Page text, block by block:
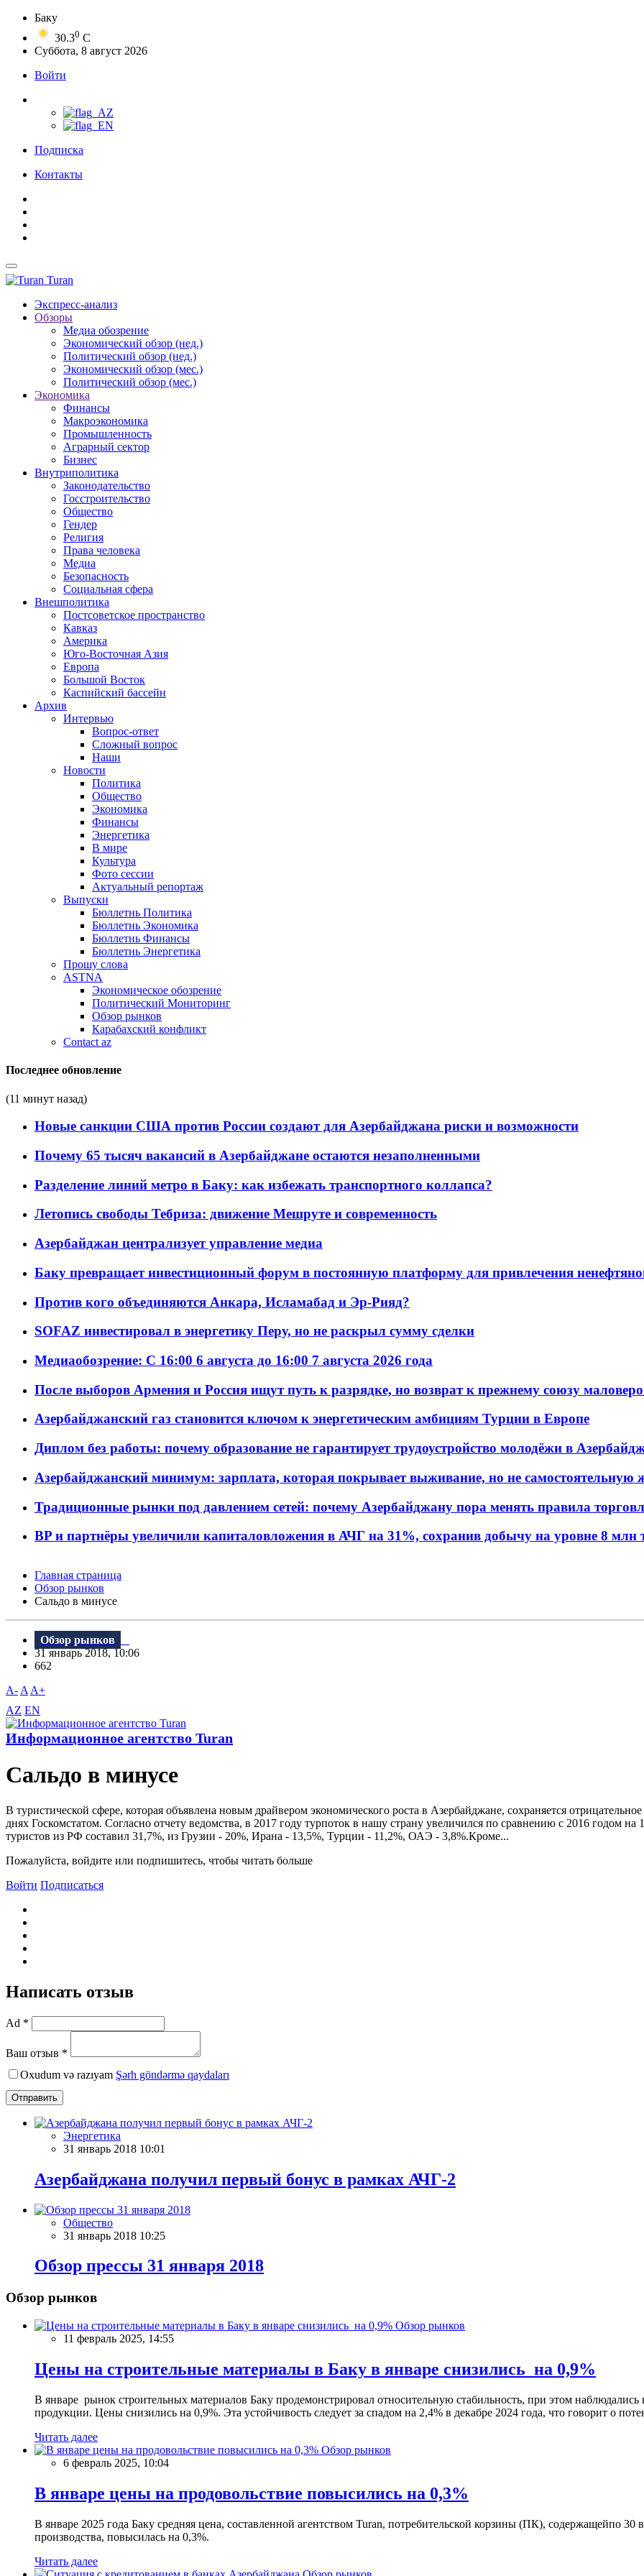
Баку
30.30 C
Суббота, 8 август 2026
Войти
Подписка
Контакты
Turan
Экспресс-анализ
Обзоры
Медиа обозрение
Экономический обзор (нед.)
Политический обзор (нед.)
Экономический обзор (мес.)
Политический обзор (мес.)
Экономика
Финансы
Макроэкономика
Промышленность
Аграрный сектор
Бизнес
Внутриполитика
Законодательство
Госстроительство
Общество
Гендер
Религия
Права человека
Медиа
Безопасность
Социальная сфера
Внешполитика
Постсоветское пространство
Кавказ
Америка
Юго-Восточная Азия
Европа
Большой Восток
Каспийский бассейн
Архив
Интервью
Вопрос-ответ
Сложный вопрос
Наши
Новости
Политика
Общество
Экономика
Финансы
Энергетика
В мире
Культура
Фото сессии
Актуальный репортаж
Выпуски
Бюллетнь Политика
Бюллетнь Экономика
Бюллетнь Финансы
Бюллетнь Энергетика
Прошу слова
ASTNA
Экономическое обозрение
Политический Мониторинг
Обзор рынков
Карабахский конфликт
Contact az
Последнее обновление
(11 минут назад)
Новые санкции США против России создают для Азербайджана риски и возможности
Почему 65 тысяч вакансий в Азербайджане остаются незаполненными
Разделение линий метро в Баку: как избежать транспортного коллапса?
Летопись свободы Тебриза: движение Мешруте и современность
Азербайджан централизует управление медиа
Баку превращает инвестиционный форум в постоянную платформу для привлечения
Против кого объединяются Анкара, Исламабад и Эр-Рияд?
SOFAZ инвестировал в энергетику Перу, но не раскрыл сумму сделки
Медиаобозрение: С 16:00 6 августа до 16:00 7 августа 2026 года
После выборов Армения и Россия ищут путь к разрядке, но возврат к прежнему союзу
Азербайджанский газ становится ключом к энергетическим амбициям Турции в Европе
Диплом без работы: почему образование не гарантирует трудоустройство молодёжи в
Азербайджанский минимум: зарплата, которая покрывает выживание, но не самостоятельную
Традиционные рынки под давлением сетей: почему Азербайджану пора менять правила
BP и партнёры увеличили капиталовложения в АЧГ на 31%, сохранив добычу на уровне 8 млн
Главная страница
Обзор рынков
Сальдо в минусе
Обзор рынков
31 январь 2018, 10:06
662
A- A A+
AZ EN
Информационное агентство Turan
Сальдо в минусе
B туристической сфере, которая объявлена новым драйвером экономического роста в Азербайджане, сохраняется
днях Госкомстатом. Согласно отчету ведомства, в 2017 году турпоток в нашу страну увеличился по сравнению с 2016 годом
туристов из РФ составил 31,7%, из Грузии - 20%, Ирана - 13,5%, Турции - 11,2%, ОАЭ - 3,8%.Кроме...
Пожалуйста, войдите или подпишитесь, чтобы читать больше
Войти Подписаться
Написать отзыв
Ad *
Ваш отзыв *
Oxudum və razıyam Şərh göndərmə qaydaları
Отправить
Энергетика
31 январь 2018 10:01
Азербайджана получил первый бонус в рамках АЧГ-2
Общество
31 январь 2018 10:25
Обзор прессы 31 января 2018
Обзор рынков
Обзор рынков
11 февраль 2025, 14:55
Цены на строительные материалы в Баку в январе снизились на 0,9%
В январе рынок строительных материалов Баку продемонстрировал относительную стабильность, при этом
продукции. Цены снизились на 0,9%. Эта устойчивость следует за спадом на 2,4% в декабре 2024 года, что говорит о
Читать далее
Обзор рынков
6 февраль 2025, 10:04
В январе цены на продовольствие повысились на 0,3%
В январе 2025 года Баку средняя цена, составленной агентством Turan, потребительской корзины (ПК), содержащейпо
производства, повысилась на 0,3%.
Читать далее